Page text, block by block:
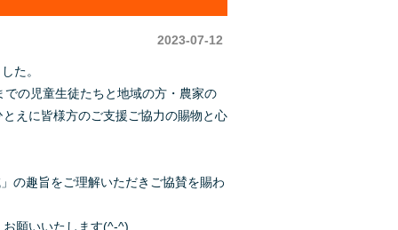
2023-07-12
た。
の児童生徒たちと地域の方・農家の
えに皆様方のご支援ご協力の賜物と心
の趣旨をご理解いただきご協賛を賜わ
願いいたします(^-^)